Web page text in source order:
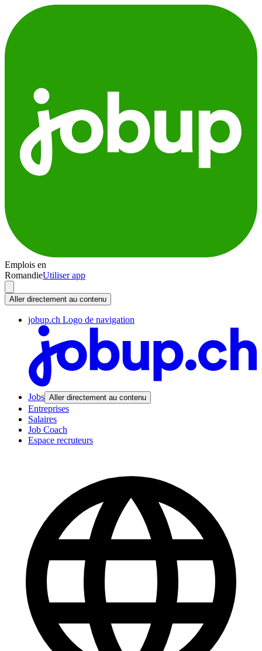
Emplois en
RomandieUtiliser app
Aller directement au contenu
jobup.ch Logo de navigation
Jobs Aller directement au contenu
Entreprises
Salaires
Job Coach
Espace recruteurs